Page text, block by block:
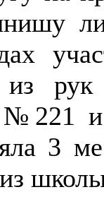
из
№221
3